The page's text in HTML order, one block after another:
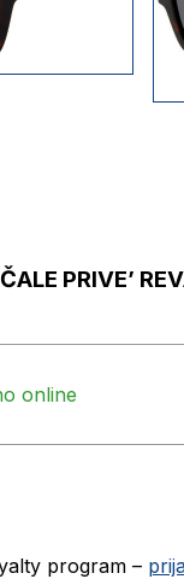
PRIVE’
online
program –